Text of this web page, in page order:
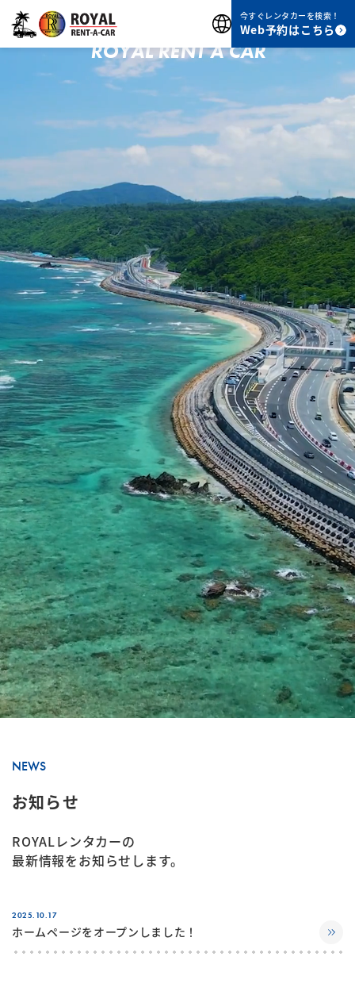
今すぐレンタカーを検索！
Web予約はこちら
ROYAL RENT A CAR
NEWS
お知らせ
ROYALレンタカーの
最新情報をお知らせします。
2025.10.17
ホームページをオープンしました！